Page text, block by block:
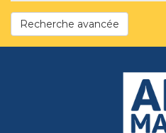
Recherche avancée